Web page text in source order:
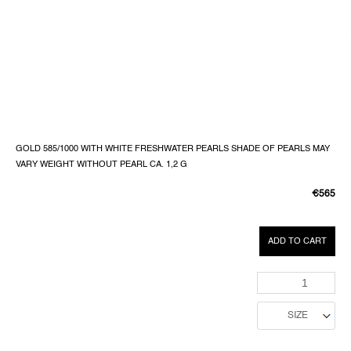
€565
PRICE:
ADD TO CART
GOLD 585/1000 WITH WHITE FRESHWATER PEARLS SHADE OF PEARLS MAY
VARY WEIGHT WITHOUT PEARL CA. 1,2 G